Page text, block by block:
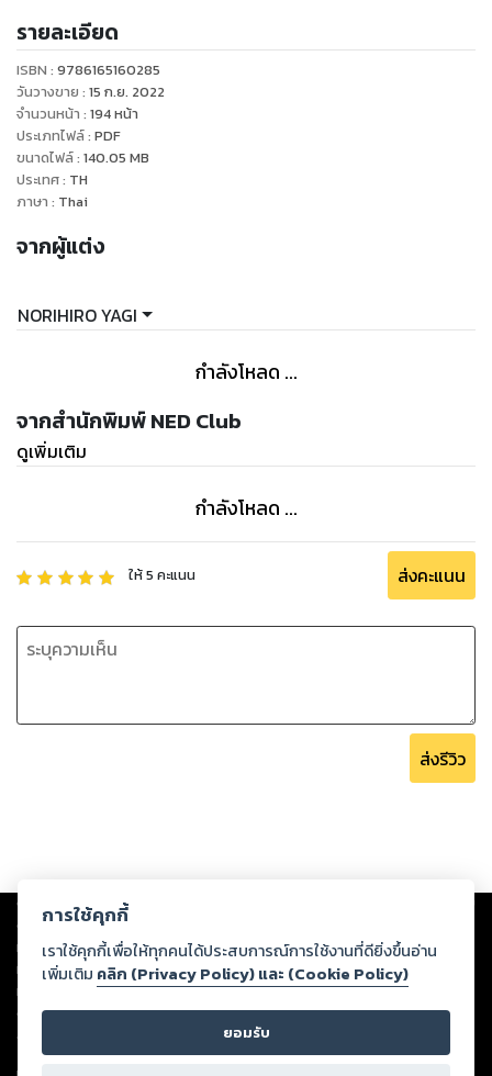
รายละเอียด
ISBN : 9786165160285
วันวางขาย : 15 ก.ย. 2022
จำนวนหน้า : 194หน้า
ประเภทไฟล์: PDF
ขนาดไฟล์: 140.05 MB
ประเทศ: TH
ภาษา : Thai
จากผู้แต่ง
NORIHIRO YAGI
กำลังโหลด ...
จากสำนักพิมพ์ NED Club
ดูเพิ่มเติม
กำลังโหลด ...
ให้5 คะแนน ส่งคะแนน
ส่งรีวิว
Copyright © 2026
ต่อผลงานหรือเนื้อหาใดที่อัปโหลดผ่านเว็บไซต์และปรากฏว่าละเมิดสิทธิใน
ทรัพย์สินทางปัญญาของบุคคลอื่นหรือขัดต่อกฎหมายและศีลธรรม ดังนั้น ผู้อ่าน
ทุกท่านโปรดใช้วิจารณญาณในการกลั่นกรองด้วยตนเอง และหากท่านพบว่าส่วน
หนึ่งส่วนใดขัดต่อกฎหมายและศีลธรรม กรุณาแจ้งมายังบริษัท เพื่อทีมงานจะได้
ดำเนินการในทันที ทั้งนี้ ทางสตอรี่ล็อกขอสงวนลิขสิทธิ์ตามพระราชบัญญัติ
ลิขสิทธิ์ พ.ศ. 2537 (ฉบับล่าสุด)
การใช้คุกกี้
เราใช้คุกกี้เพื่อให้ทุกคนได้ประสบการณ์การใช้งานที่ดียิ่งขึ้นอ่าน
เพิ่มเติม คลิก (Privacy Policy) และ (Cookie Policy)
ยอมรับ